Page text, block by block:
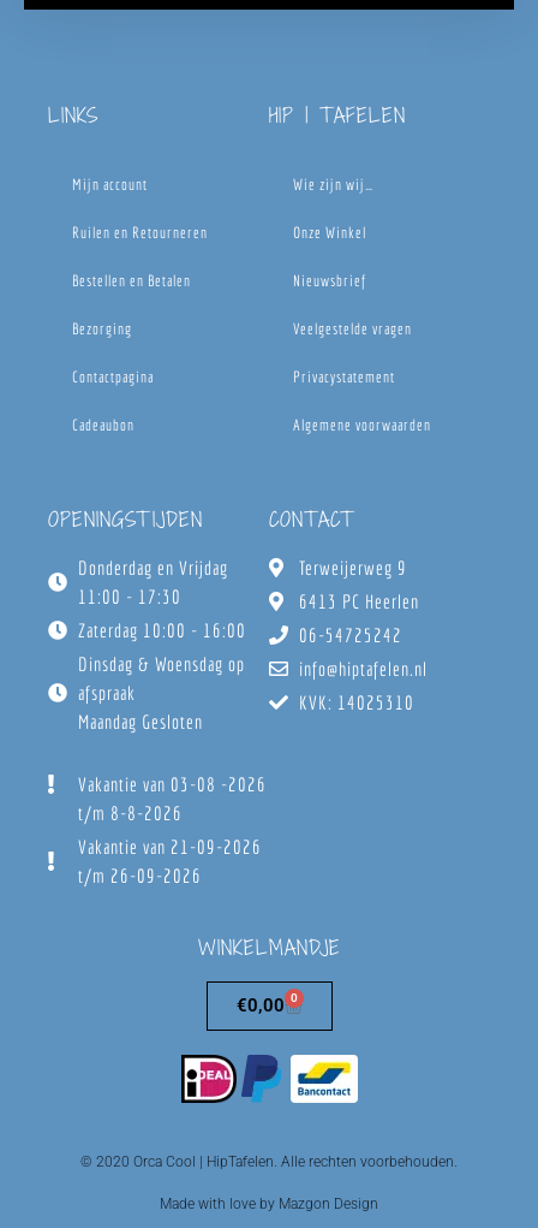
LINKS
Mijn account
Ruilen en Retourneren
Bestellen en Betalen
Bezorging
Contactpagina
Cadeaubon
HIP | TAFELEN
Wie zijn wij…
Onze Winkel
Nieuwsbrief
Veelgestelde vragen
Privacystatement
Algemene voorwaarden
OPENINGSTIJDEN
Donderdag en Vrijdag
11:00 - 17:30
Zaterdag 10:00 - 16:00
Dinsdag & Woensdag op
afspraak
Maandag Gesloten
Vakantie van 03-08 -2026
t/m 8-8-2026
Vakantie van 21-09-2026
t/m 26-09-2026
CONTACT
Terweijerweg 9
6413 PC Heerlen
06-54725242
info@hiptafelen.nl
KVK: 14025310
WINKELMANDJE
€0,00 0
© 2020 Orca Cool | HipTafelen. Alle rechten voorbehouden.
Made with love by Mazgon Design